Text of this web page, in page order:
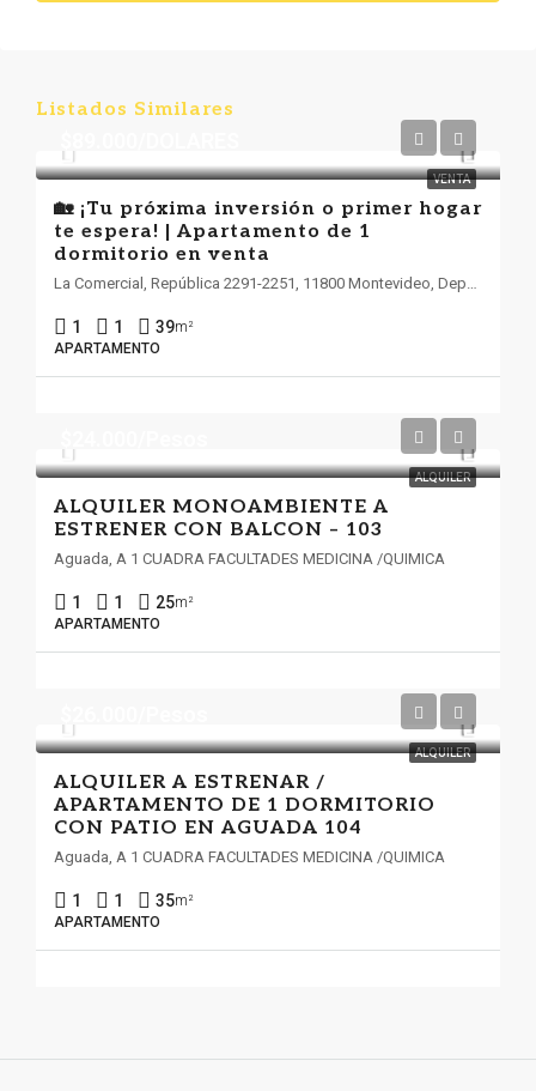
Listados Similares
VENTA
🏡 ¡Tu próxima inversión o primer hogar
te espera! | Apartamento de 1
dormitorio en venta
La Comercial, República 2291-2251, 11800 Montevideo, Departamento de Montevideo
1 1 39m²
APARTAMENTO
ALQUILER
ALQUILER MONOAMBIENTE A
ESTRENER CON BALCON – 103
Aguada, A 1 CUADRA FACULTADES MEDICINA /QUIMICA
1 1 25m²
APARTAMENTO
ALQUILER
ALQUILER A ESTRENAR /
APARTAMENTO DE 1 DORMITORIO
CON PATIO EN AGUADA 104
Aguada, A 1 CUADRA FACULTADES MEDICINA /QUIMICA
1 1 35m²
APARTAMENTO